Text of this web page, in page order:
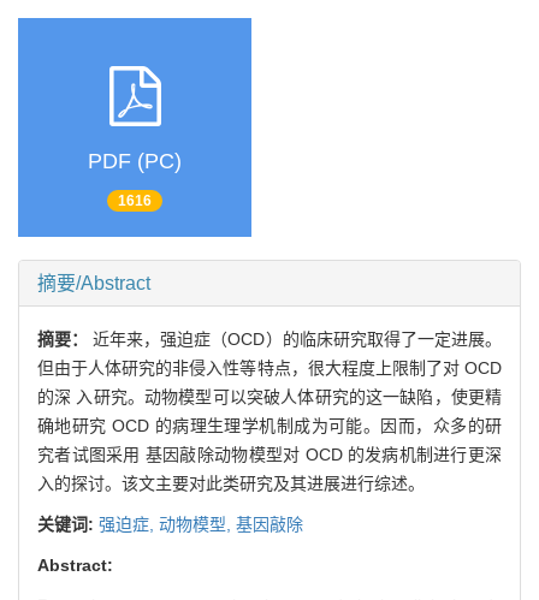
PDF (PC)
1616
摘要/Abstract
摘要：近年来，强迫症（OCD）的临床研究取得了一定进展。
但由于人体研究的非侵入性等特点，很大程度上限制了对 OCD
的深 入研究。动物模型可以突破人体研究的这一缺陷，使更精
确地研究 OCD 的病理生理学机制成为可能。因而，众多的研
究者试图采用 基因敲除动物模型对 OCD 的发病机制进行更深
入的探讨。该文主要对此类研究及其进展进行综述。
关键词: 强迫症, 动物模型, 基因敲除
Abstract: